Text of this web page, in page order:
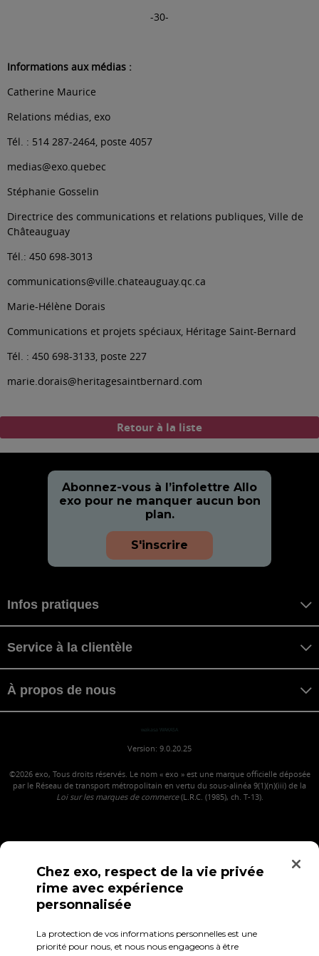
-30-
Informations aux médias :
Catherine Maurice
Relations médias, exo
Tél. : 514 287-2464, poste 4057
medias@exo.quebec
Stéphanie Gosselin
Directrice des communications et relations publiques, Ville de
Châteauguay
Tél.: 450 698-3013
communications@ville.chateauguay.qc.ca
Marie-Hélène Dorais
Communications et projets spéciaux, Héritage Saint-Bernard
Tél. : 450 698-3133, poste 227
marie.dorais@heritagesaintbernard.com
Retour à la liste
Abonnez-vous à l’infolettre Allo
exo pour ne manquer aucun bon
plan.
S'inscrire
Infos pratiques
Service à la clientèle
À propos de nous
wakasa WAKASA
Version: 9.0.20.25
©2026 exo, Tous droits réservés. Le nom « exo » est une marque officielle déposée
par le Réseau de transport métropolitain en vertu du sous-alinéa 9(1)(n)(iii) de la
Loi sur les marques de commerce(L.R.C. (1985), ch. T-13).
Confidentialité Conditions d'utilisation Accès employés
Chez exo, respect de la vie privée
rime avec expérience
personnalisée
La protection de vos informations personnelles est une
priorité pour nous, et nous nous engageons à être